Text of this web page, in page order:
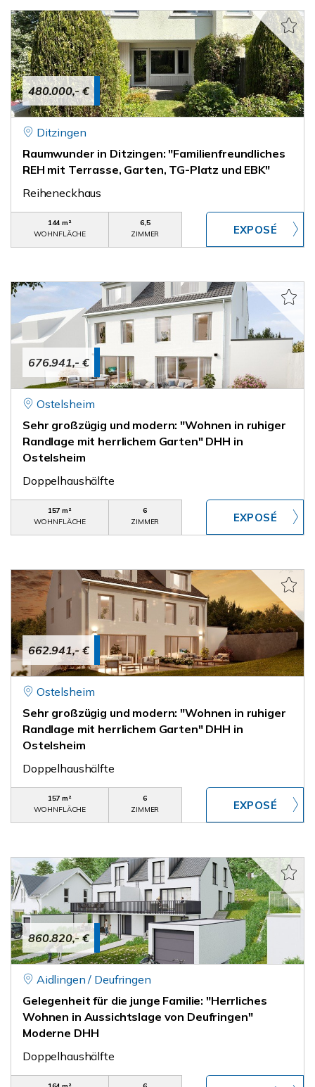
480.000,- €
Ditzingen
Raumwunder in Ditzingen: "Familienfreundliches
REH mit Terrasse, Garten, TG-Platz und EBK"
Reiheneckhaus
144 m²
WOHNFLÄCHE
6,5
ZIMMER
676.941,- €
Ostelsheim
Sehr großzügig und modern: "Wohnen in ruhiger
Randlage mit herrlichem Garten" DHH in
Ostelsheim
Doppelhaushälfte
157 m²
WOHNFLÄCHE
6
ZIMMER
662.941,- €
Ostelsheim
Sehr großzügig und modern: "Wohnen in ruhiger
Randlage mit herrlichem Garten" DHH in
Ostelsheim
Doppelhaushälfte
157 m²
WOHNFLÄCHE
6
ZIMMER
860.820,- €
Aidlingen / Deufringen
Gelegenheit für die junge Familie: "Herrliches
Wohnen in Aussichtslage von Deufringen"
Moderne DHH
Doppelhaushälfte